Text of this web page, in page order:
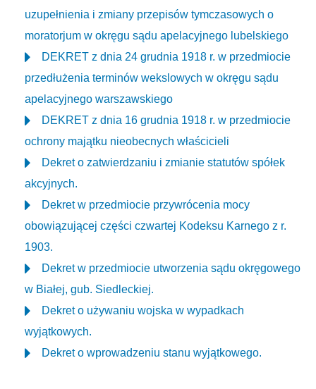
uzupełnienia i zmiany przepisów tymczasowych o
moratorjum w okręgu sądu apelacyjnego lubelskiego
DEKRET z dnia 24 grudnia 1918 r. w przedmiocie
przedłużenia terminów wekslowych w okręgu sądu
apelacyjnego warszawskiego
DEKRET z dnia 16 grudnia 1918 r. w przedmiocie
ochrony majątku nieobecnych właścicieli
Dekret o zatwierdzaniu i zmianie statutów spółek
akcyjnych.
Dekret w przedmiocie przywrócenia mocy
obowiązującej części czwartej Kodeksu Karnego z r.
1903.
Dekret w przedmiocie utworzenia sądu okręgowego
w Białej, gub. Siedleckiej.
Dekret o używaniu wojska w wypadkach
wyjątkowych.
Dekret o wprowadzeniu stanu wyjątkowego.